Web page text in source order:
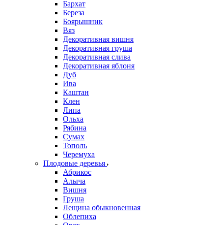
Бархат
Береза
Боярышник
Вяз
Декоративная вишня
Декоративная груша
Декоративная слива
Декоративная яблоня
Дуб
Ива
Каштан
Клен
Липа
Ольха
Рябина
Сумах
Тополь
Черемуха
Плодовые деревья
Абрикос
Алыча
Вишня
Груша
Лещина обыкновенная
Облепиха